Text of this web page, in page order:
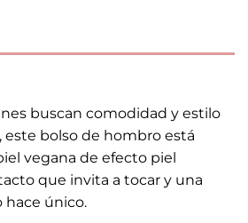
buscan comodidad y estilo
este bolso de hombro está
vegana de efecto piel
que invita a tocar y una
hace único.